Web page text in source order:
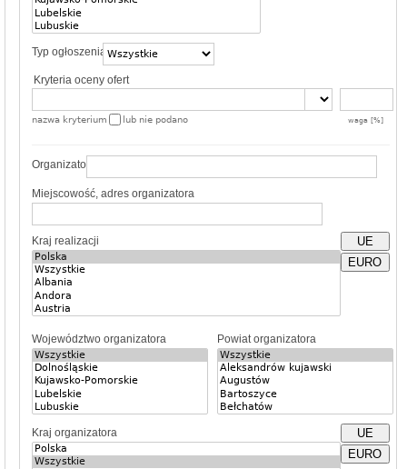
Typ ogłoszenia
Kryteria oceny ofert
nazwa kryterium waga [%]
lub nie podano
Organizator
Miejscowość, adres organizatora
Kraj realizacji
UE
EURO
Województwo organizatora Powiat organizatora
Kraj organizatora
UE
EURO